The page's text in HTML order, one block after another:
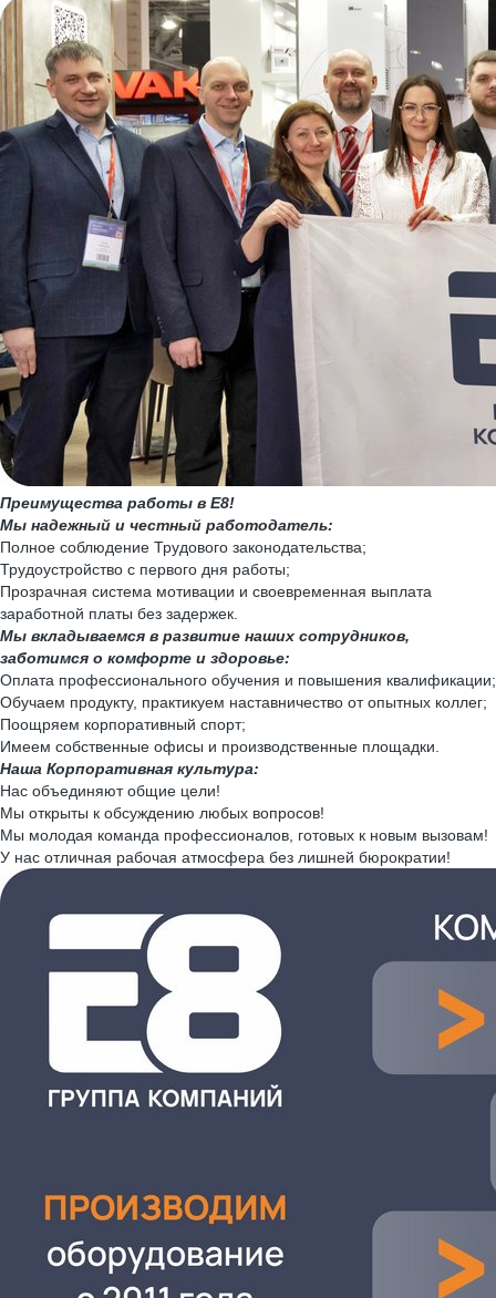
Преимущества работы в Е8!
Мы надежный и честный работодатель:
Полное соблюдение Трудового законодательства;
Трудоустройство с первого дня работы;
Прозрачная система мотивации и своевременная выплата
заработной платы без задержек.
Мы вкладываемся в развитие наших сотрудников,
заботимся о комфорте и здоровье:
Оплата профессионального обучения и повышения квалификации;
Обучаем продукту, практикуем наставничество от опытных коллег;
Поощряем корпоративный спорт;
Имеем собственные офисы и производственные площадки.
Наша Корпоративная культура:
Нас объединяют общие цели!
Мы открыты к обсуждению любых вопросов!
Мы молодая команда профессионалов, готовых к новым вызовам!
У нас отличная рабочая атмосфера без лишней бюрократии!